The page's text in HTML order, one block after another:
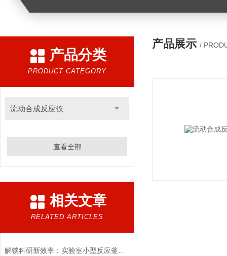
产品分类
PRODUCT CATEGORY
流动合成反应仪
查看全部
相关文章
RELATED ARTICLES
产品展示 /